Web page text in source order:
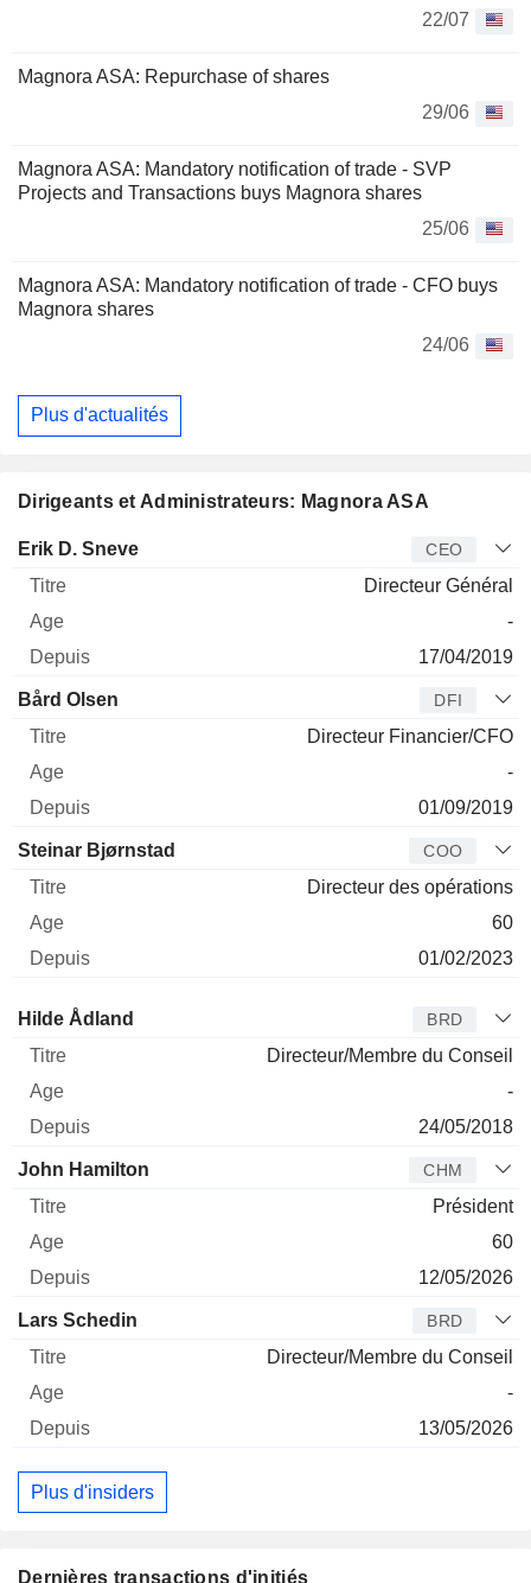
22/07
Magnora ASA: Repurchase of shares
29/06
Magnora ASA: Mandatory notification of trade - SVP
Projects and Transactions buys Magnora shares
25/06
Magnora ASA: Mandatory notification of trade - CFO buys
Magnora shares
24/06
Plus d'actualités
Dirigeants et Administrateurs: Magnora ASA
Dirigeant Titre
Erik D. Sneve CEO
Directeur Général
-
17/04/2019
Bård Olsen DFI
Directeur Financier/CFO
-
01/09/2019
Steinar Bjørnstad COO
Directeur des opérations
60
01/02/2023
Administrateur
Hilde Ådland BRD
Directeur/Membre du Conseil
-
24/05/2018
John Hamilton CHM
Président
60
12/05/2026
Lars Schedin BRD
Directeur/Membre du Conseil
-
13/05/2026
Plus d'insiders
Dernières transactions d'initiés